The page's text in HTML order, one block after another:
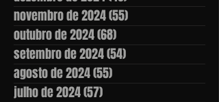
novembro de 2024(55)
outubro de 2024(68)
setembro de 2024(54)
agosto de 2024(55)
julho de 2024(57)